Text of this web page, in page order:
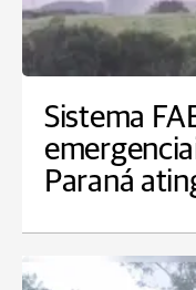
Sistema
Paraná